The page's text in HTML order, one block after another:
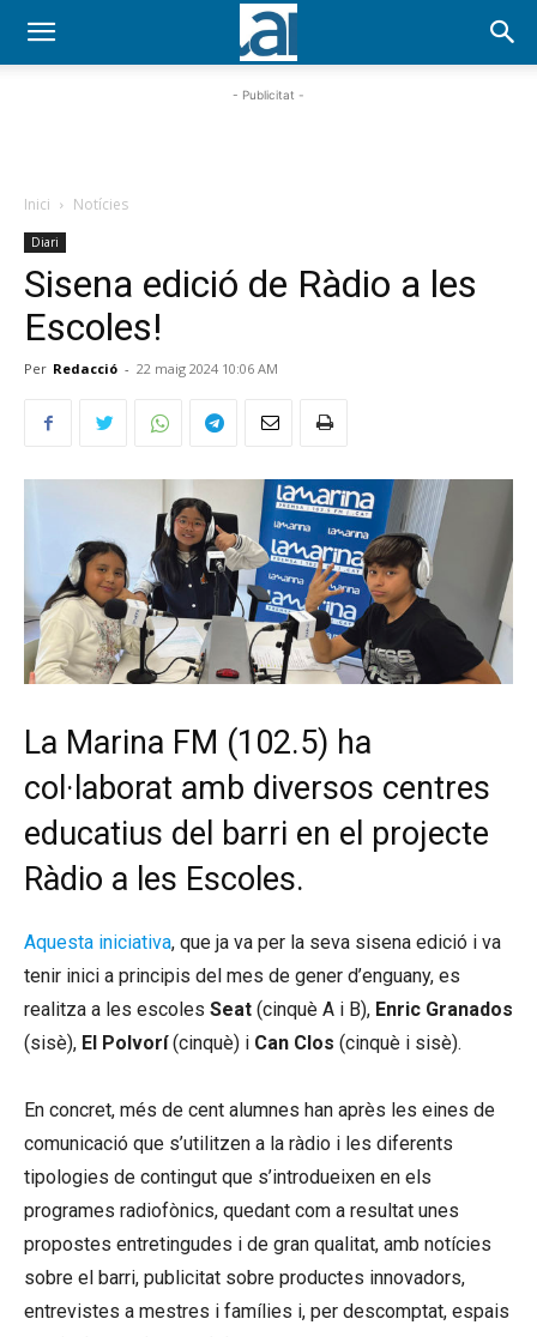
- Publicitat -
Inici Notícies
Diari
Sisena edició de Ràdio a les
Escoles!
Per Redacció - 22 maig 2024 10:06 AM
La Marina FM (102.5) ha
col·laborat amb diversos centres
educatius del barri en el projecte
Ràdio a les Escoles.
Aquesta iniciativa, que ja va per la seva sisena edició i va
tenir inici a principis del mes de gener d’enguany, es
realitza a les escoles Seat (cinquè A i B), Enric Granados
(sisè), El Polvorí(cinquè) i Can Clos (cinquè i sisè).
En concret, més de cent alumnes han après les eines de
comunicació que s’utilitzen a la ràdio i les diferents
tipologies de contingut que s’introdueixen en els
programes radiofònics, quedant com a resultat unes
propostes entretingudes i de gran qualitat, amb notícies
sobre el barri, publicitat sobre productes innovadors,
entrevistes a mestres i famílies i, per descomptat, espais